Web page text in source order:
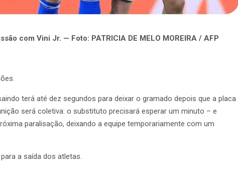
com Vini Jr. — Foto: PATRICIA DE MELO MOREIRA / AFP
terá até dez segundos para deixar o gramado depois que a placa
será coletiva: o substituto precisará esperar um minuto – e
paralisação, deixando a equipe temporariamente com um
a saída dos atletas.